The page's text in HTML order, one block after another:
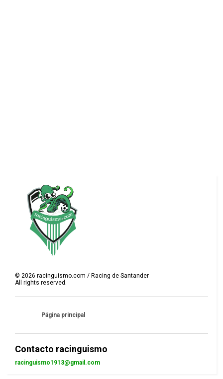
© 2026 racinguismo.com / Racing de Santander
All rights reserved.
Página principal
Contacto racinguismo
racinguismo1913@gmail.com